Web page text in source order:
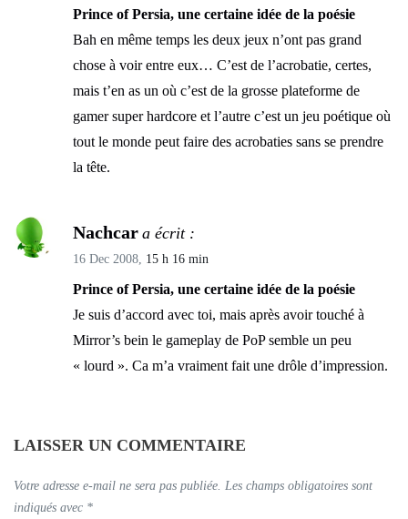
Prince of Persia, une certaine idée de la poésie
Bah en même temps les deux jeux n’ont pas grand
chose à voir entre eux… C’est de l’acrobatie, certes,
mais t’en as un où c’est de la grosse plateforme de
gamer super hardcore et l’autre c’est un jeu poétique où
tout le monde peut faire des acrobaties sans se prendre
la tête.
Nachcar a écrit :
16 Dec 2008, 15 h 16 min
Prince of Persia, une certaine idée de la poésie
Je suis d’accord avec toi, mais après avoir touché à
Mirror’s bein le gameplay de PoP semble un peu
« lourd ». Ca m’a vraiment fait une drôle d’impression.
LAISSER UN COMMENTAIRE
Votre adresse e-mail ne sera pas publiée. Les champs obligatoires sont
indiqués avec *